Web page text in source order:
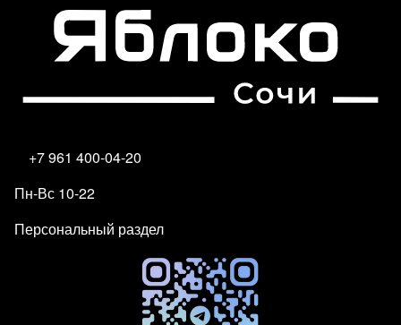
+7 961 400-04-20
Пн-Вс 10-22
Персональный раздел